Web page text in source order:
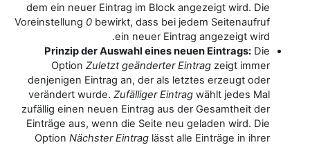
dem ein neuer Eintrag im Block angezeigt wird. Die
Voreinstellung0bewirkt, dass bei jedem Seitenaufruf
ein neuer Eintrag angezeigt wird.
Prinzip der Auswahl eines neuen Eintrags:Die
OptionZuletzt geänderter Eintragzeigt immer
denjenigen Eintrag an, der als letztes erzeugt oder
verändert wurde.Zufälliger Eintragwählt jedes Mal
zufällig einen neuen Eintrag aus der Gesamtheit der
Einträge aus, wenn die Seite neu geladen wird. Die
OptionNächster Eintraglässt alle Einträge in ihrer